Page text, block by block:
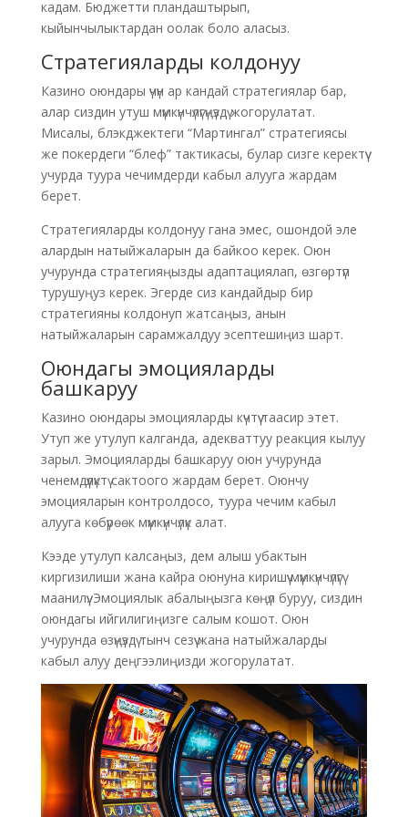
кадам. Бюджетти пландаштырып,
кыйынчылыктардан оолак боло аласыз.
Стратегияларды колдонуу
Казино оюндары үчүн ар кандай стратегиялар бар,
алар сиздин утуш мүмкүнчүлүгүңүздү жогорулатат.
Мисалы, блэкджектеги “Мартингал” стратегиясы
же покердеги “блеф” тактикасы, булар сизге керектүү
учурда туура чечимдерди кабыл алууга жардам
берет.
Стратегияларды колдонуу гана эмес, ошондой эле
алардын натыйжаларын да байкоо керек. Оюн
учурунда стратегияңызды адаптациялап, өзгөртүп
турушуңуз керек. Эгерде сиз кандайдыр бир
стратегияны колдонуп жатсаңыз, анын
натыйжаларын сарамжалдуу эсептешиңиз шарт.
Оюндагы эмоцияларды
башкаруу
Казино оюндары эмоцияларды күчтүү таасир этет.
Утуп же утулуп калганда, адекваттуу реакция кылуу
зарыл. Эмоцияларды башкаруу оюн учурунда
ченемдүүлүктү сактоого жардам берет. Оюнчу
эмоцияларын контролдосо, туура чечим кабыл
алууга көбүрөөк мүмкүнчүлүк алат.
Кээде утулуп калсаңыз, дем алыш убактын
киргизилиши жана кайра оюнуна киришүү мүмкүнчүлүгү
маанилүү. Эмоциялык абалыңызга көңүл буруу, сиздин
оюндагы ийгилигиңизге салым кошот. Оюн
учурунда өзүңүздү тынч сезүү жана натыйжаларды
кабыл алуу деңгээлиңизди жогорулатат.